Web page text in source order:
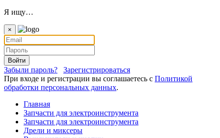
Я ищу…
×
Войти
Забыли пароль?
Зарегистрироваться
При входе и регистрации вы соглашаетесь с Политикой
обработки персональных данных.
Главная
Запчасти для электроинструмента
Запчасти для электроинструмента
Дрели и миксеры